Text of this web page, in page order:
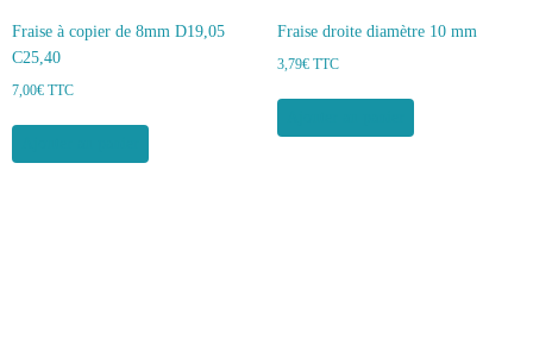
Fraise à copier de 8mm D19,05
C25,40
7,00€ TTC
Fraise droite diamètre 10 mm
3,79€ TTC